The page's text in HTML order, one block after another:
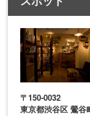
〒150-0032
東京都渋谷区 鶯谷